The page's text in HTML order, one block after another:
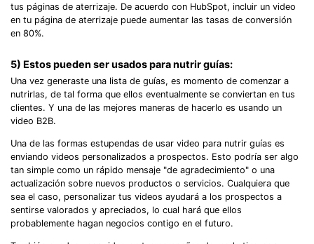
tus páginas de aterrizaje. De acuerdo con HubSpot, incluir un video
en tu página de aterrizaje puede aumentar las tasas de conversión
en 80%.
5) Estos pueden ser usados para nutrir guías:
Una vez generaste una lista de guías, es momento de comenzar a
nutrirlas, de tal forma que ellos eventualmente se conviertan en tus
clientes. Y una de las mejores maneras de hacerlo es usando un
video B2B.
Una de las formas estupendas de usar video para nutrir guías es
enviando videos personalizados a prospectos. Esto podría ser algo
tan simple como un rápido mensaje "de agradecimiento" o una
actualización sobre nuevos productos o servicios. Cualquiera que
sea el caso, personalizar tus videos ayudará a los prospectos a
sentirse valorados y apreciados, lo cual hará que ellos
probablemente hagan negocios contigo en el futuro.